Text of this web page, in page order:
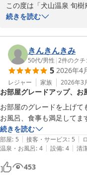
この度は「犬山温泉 旬樹
誠にありがとうございま
す。
お部屋や食事会場から犬
大変嬉しく拝読いたしま
「とても丁寧」とお褒め
す。小さなお宿ならでは
にしてまいります。
一方で、露天風呂や窓を
まれた木曽川のほとりと
おかけし心苦しく存じま
も、せっかくの温泉をよ
温度管理の参考とさせて
続きを読む
きんきんきみ
50代/男性 |2件のクチ
5 2026年4
レジャー 家族 2026年3
お部屋グレードアップ、お
お部屋のグレードを上げて
お風呂、食事も満足してま
続きを読む
部屋: 5 | 接客・サービス: 5 |
温泉・お風呂: 4 | 設備: 4 | 清
453